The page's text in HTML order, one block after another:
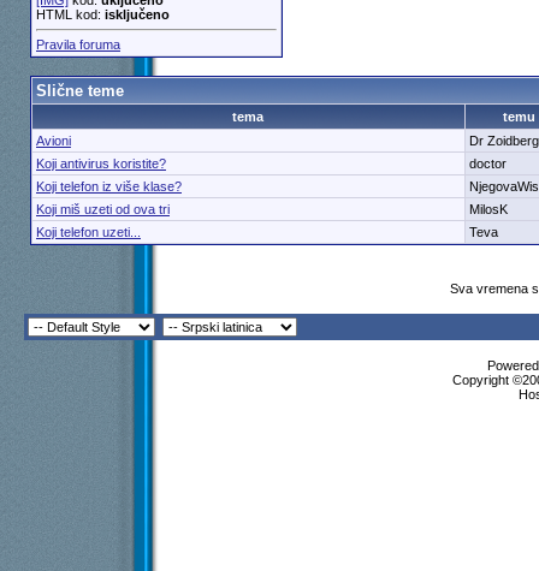
HTML kod: isključeno
Pravila foruma
Slične teme
tema
temu
Avioni
Dr Zoidberg
Koji antivirus koristite?
doctor
Koji telefon iz više klase?
Koji miš uzeti od ova tri
MilosK
Koji telefon uzeti...
Teva
Sva vremena
Copyright